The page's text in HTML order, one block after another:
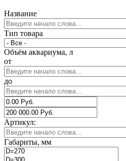
Название
Тип товара
Объём аквариума, л
от
до
Артикул:
Габариты, мм